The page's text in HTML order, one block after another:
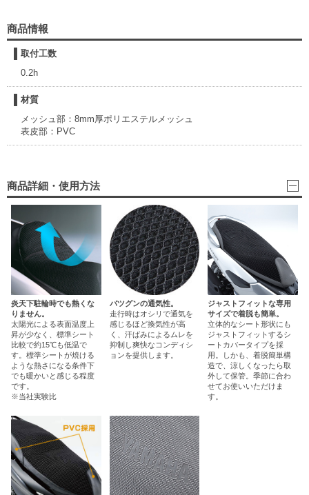
商品情報
取付工数
0.2h
材質
メッシュ部：8mm厚ポリエステルメッシュ
表皮部：PVC
商品詳細・使用方法
炎天下駐輪時でも熱くな
りません。
太陽光による表面温度上
昇が少なく、標準シート
比較で約15℃も低温で
す。標準シートが焼ける
ような熱さになる条件下
でも暖かいと感じる程度
です。
※当社実験比
バツグンの通気性。
走行時はオシリで通気を
感じるほど換気性が高
く、汗ばみによるムレを
抑制し爽快なコンディシ
ョンを提供します。
ジャストフィットな専用
サイズで着脱も簡単。
立体的なシート形状にも
ジャストフィットするシ
ートカバータイプを採
用。しかも、着脱簡単構
造で、涼しくなったら取
外して保管。季節に合わ
せてお使いいただけま
す。